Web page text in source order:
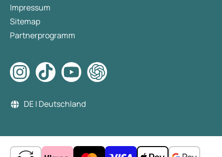
Impressum
Sitemap
Partnerprogramm
DE | Deutschland